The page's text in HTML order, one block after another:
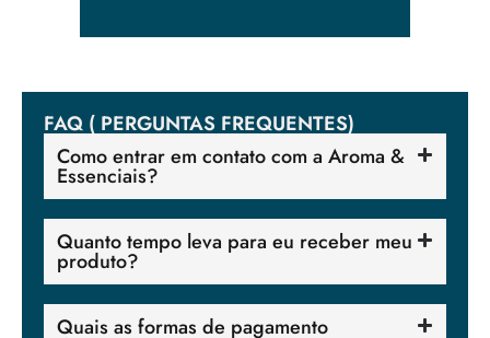
FAQ ( PERGUNTAS FREQUENTES)
Como entrar em contato com a Aroma &
Essenciais?
Quanto tempo leva para eu receber meu
produto?
Quais as formas de pagamento